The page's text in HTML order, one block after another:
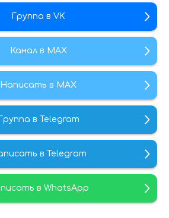
Группа в VK
Канал в МАХ
Написать в MAX
в Telegram
в Telegram
в WhatsApp